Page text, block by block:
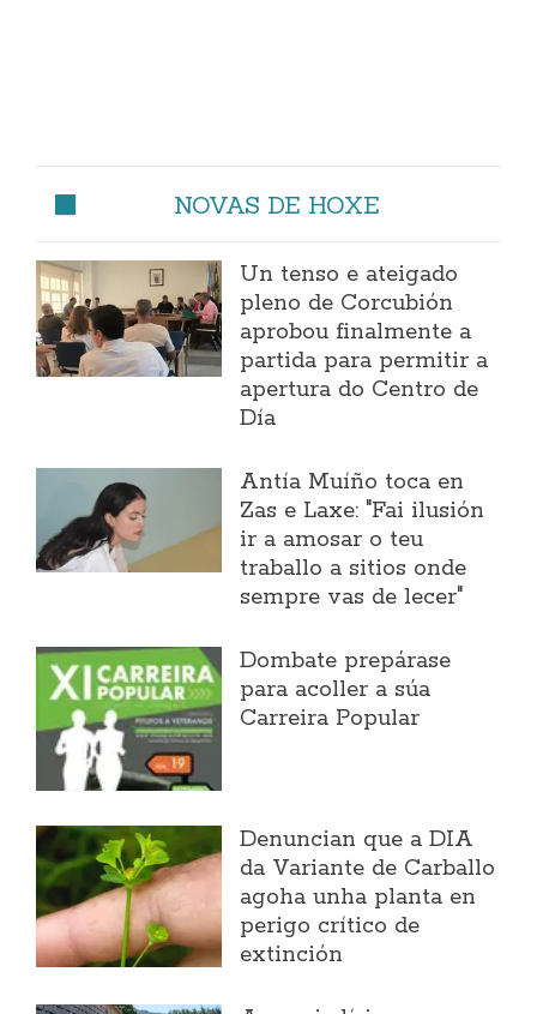
NOVAS DE HOXE
Un tenso e ateigado
pleno de Corcubión
aprobou finalmente a
partida para permitir a
apertura do Centro de
Día
Antía Muíño toca en
Zas e Laxe: "Fai ilusión
ir a amosar o teu
traballo a sitios onde
sempre vas de lecer"
Dombate prepárase
para acoller a súa
Carreira Popular
Denuncian que a DIA
da Variante de Carballo
agoha unha planta en
perigo crítico de
extinción